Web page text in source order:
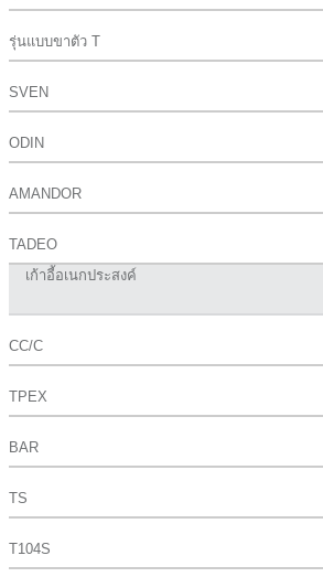
รุ่นแบบขาตัว T
SVEN
ODIN
AMANDOR
TADEO
เก้าอี้อเนกประสงค์
CC/C
TPEX
BAR
TS
T104S